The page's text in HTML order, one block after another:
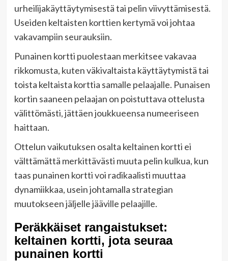
urheilijakäyttäytymisestä tai pelin viivyttämisestä.
Useiden keltaisten korttien kertymä voi johtaa
vakavampiin seurauksiin.
Punainen kortti puolestaan merkitsee vakavaa
rikkomusta, kuten väkivaltaista käyttäytymistä tai
toista keltaista korttia samalle pelaajalle. Punaisen
kortin saaneen pelaajan on poistuttava ottelusta
välittömästi, jättäen joukkueensa numeeriseen
haittaan.
Ottelun vaikutuksen osalta keltainen kortti ei
välttämättä merkittävästi muuta pelin kulkua, kun
taas punainen kortti voi radikaalisti muuttaa
dynamiikkaa, usein johtamalla strategian
muutokseen jäljelle jääville pelaajille.
Peräkkäiset rangaistukset:
keltainen kortti, jota seuraa
punainen kortti